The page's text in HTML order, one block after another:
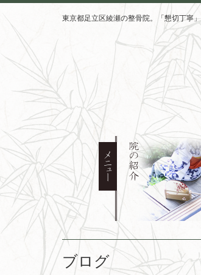
東京都足立区綾瀬の整骨院。「懇切丁寧
ブログ